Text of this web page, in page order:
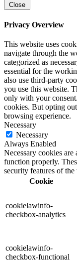
Close
Privacy Overview
This website uses
navigate through the
categorized as
essential for the
also use third-party
you use this website.
only with your
cookies. But opting
browsing experience.
Necessary
Necessary
Always Enabled
Necessary cookies
function properly.
security features of
Cookie
cookielawinfo-
checkbox-analytics
cookielawinfo-
checkbox-functional